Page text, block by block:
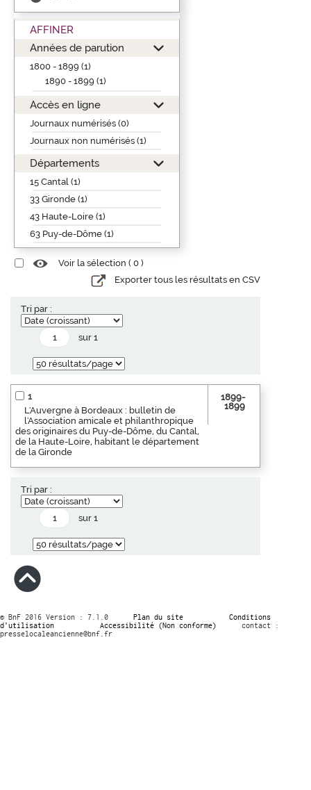
AFFINER
Années de parution
1800 - 1899 (1)
1890 - 1899 (1)
Accès en ligne
Journaux numérisés (0)
Journaux non numérisés (1)
Départements
15 Cantal (1)
33 Gironde (1)
43 Haute-Loire (1)
63 Puy-de-Dôme (1)
Voir la sélection ( 0 )
Exporter tous les résultats en CSV
Tri par :
sur 1
1
L'Auvergne à Bordeaux : bulletin de
l'Association amicale et philanthropique
des originaires du Puy-de-Dôme, du Cantal,
de la Haute-Loire, habitant le département
de la Gironde
1899-
1899
Tri par :
sur 1
© BnF 2016 Version : 7.1.0 Plan du site
Conditions
d’utilisation
Accessibilité (Non conforme)
contact :
presselocaleancienne@bnf.fr